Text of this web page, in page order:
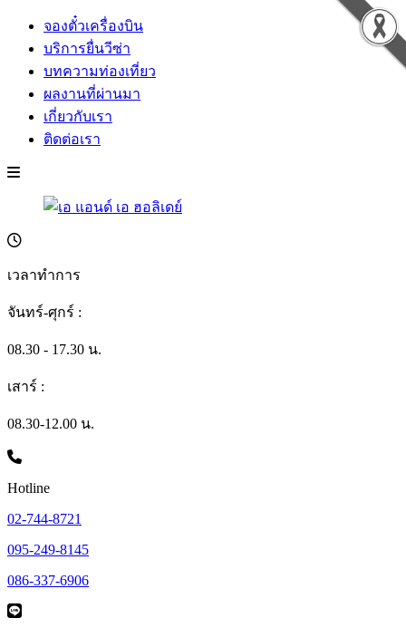
จองตั๋วเครื่องบิน
บริการยื่นวีซ่า
บทความท่องเที่ยว
ผลงานที่ผ่านมา
เกี่ยวกับเรา
ติดต่อเรา
เวลาทำการ
จันทร์-ศุกร์ :
08.30 - 17.30 น.
เสาร์ :
08.30-12.00 น.
Hotline
02-744-8721
095-249-8145
086-337-6906